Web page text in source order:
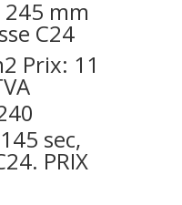
245 mm
C24
Prix: 11
sec,
PRIX